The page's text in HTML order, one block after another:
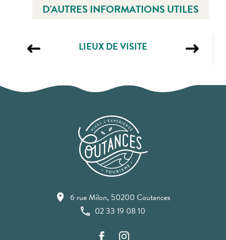
D'AUTRES INFORMATIONS UTILES
LIEUX DE VISITE
6 rue Milon, 50200 Coutances
02 33 19 08 10